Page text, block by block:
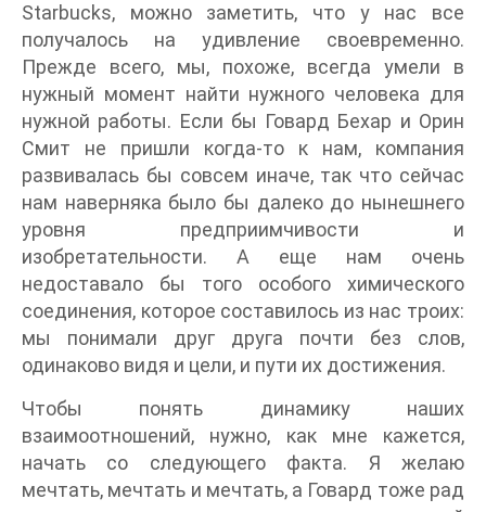
Starbucks, можно заметить, что у нас все
получалось на удивление своевременно.
Прежде всего, мы, похоже, всегда умели в
нужный момент найти нужного человека для
нужной работы. Если бы Говард Бехар и Орин
Смит не пришли когда-то к нам, компания
развивалась бы совсем иначе, так что сейчас
нам наверняка было бы далеко до нынешнего
уровня предприимчивости и
изобретательности. А еще нам очень
недоставало бы того особого химического
соединения, которое составилось из нас троих:
мы понимали друг друга почти без слов,
одинаково видя и цели, и пути их достижения.
Чтобы понять динамику наших
взаимоотношений, нужно, как мне кажется,
начать со следующего факта. Я желаю
мечтать, мечтать и мечтать, а Говард тоже рад